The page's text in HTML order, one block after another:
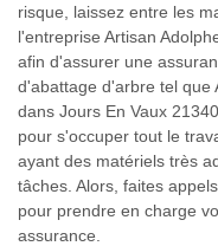
risque, laissez entre les
l'entreprise Artisan
afin d'assurer une
d'abattage d'arbre tel que
dans Jours En Vaux
pour s'occuper tout le
ayant des matériels très
tâches. Alors, faites
pour prendre en charge
assurance.